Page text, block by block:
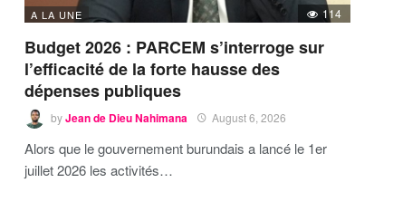
A LA UNE 114
Budget 2026 : PARCEM s’interroge sur
l’efficacité de la forte hausse des
dépenses publiques
byJean de Dieu Nahimana August 6, 2026
Alors que le gouvernement burundais a lancé le 1er
juillet 2026 les activités…